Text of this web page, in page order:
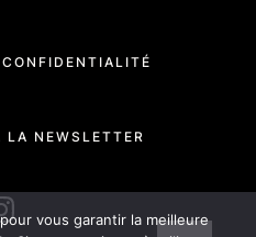
LA NEWSLETTER
vous garantir la meilleure